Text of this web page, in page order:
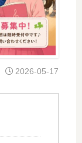
2026-05-17